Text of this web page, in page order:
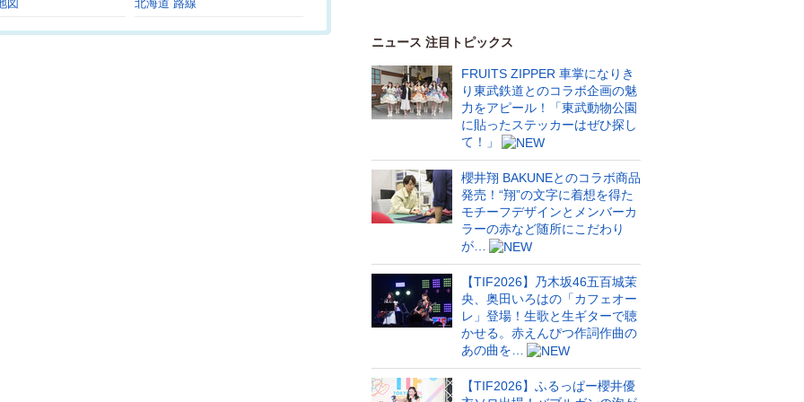
図 北海道 路線
ニュース 注目トピックス
FRUITS ZIPPER 車掌になりき
り東武鉄道とのコラボ企画の魅
力をアピール！「東武動物公園
に貼ったステッカーはぜひ探し
て！」
櫻井翔 BAKUNEとのコラボ商品
発売！“翔”の文字に着想を得た
モチーフデザインとメンバーカ
ラーの赤など随所にこだわり
が…
【TIF2026】乃木坂46五百城茉
央、奥田いろはの「カフェオー
レ」登場！生歌と生ギターで聴
かせる。赤えんぴつ作詞作曲の
あの曲を…
【TIF2026】ふるっぱー櫻井優